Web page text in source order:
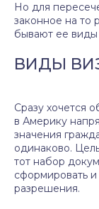
Но для
законное на
бывают ее виды
ВИДЫ
Сразу хочется
в Америку
значения
одинаково.
тот набор
сформировать
разрешения.